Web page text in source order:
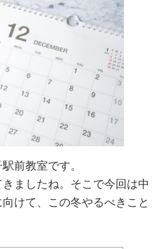
前教室です。
ましたね。そこで今回は中
けて、この冬やるべきこと